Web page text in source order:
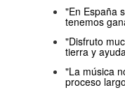
"En España
tenemos
"Disfruto
tierra y
"La música
proceso